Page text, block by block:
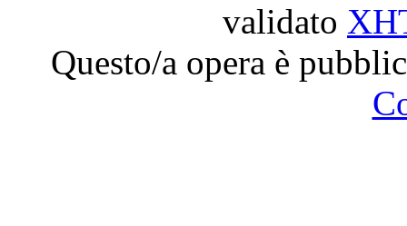
validato
Questo/a opera è